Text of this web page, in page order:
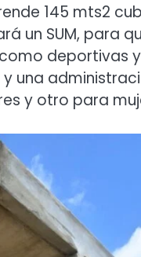
145 mts2
un SUM, para
deportivas
una
y otro para